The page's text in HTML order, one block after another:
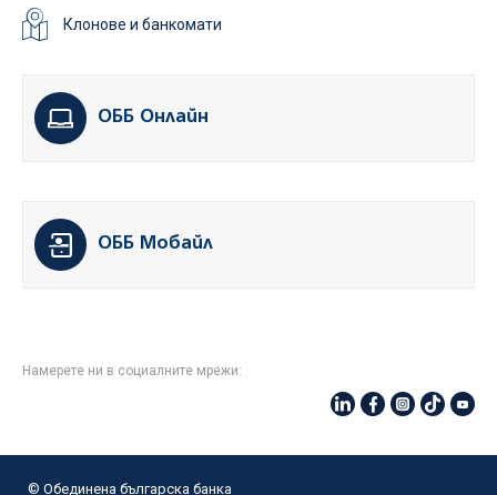
Клонове и банкомати
ОББ Онлайн
ОББ Мобайл
Намерете ни в социалните мрежи:
© Oбединена българска банка